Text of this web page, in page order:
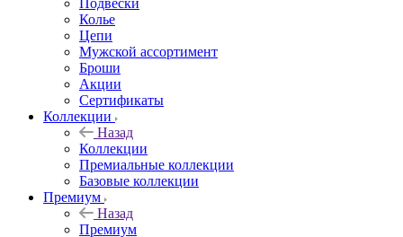
Подвески
Колье
Цепи
Мужской ассортимент
Броши
Акции
Сертификаты
Коллекции
Назад
Коллекции
Премиальные коллекции
Базовые коллекции
Премиум
Назад
Премиум